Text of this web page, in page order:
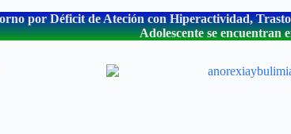
por Déficit de Ateción con Hiperactividad,
Adolescente se encuentran